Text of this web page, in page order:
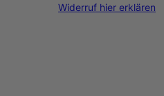
Widerruf hier erklären